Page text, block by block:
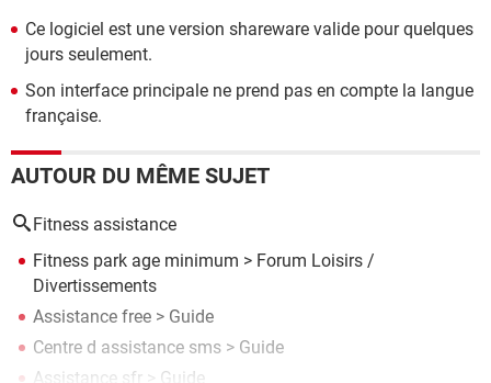
Ce logiciel est une version shareware valide pour quelques
jours seulement.
Son interface principale ne prend pas en compte la langue
française.
AUTOUR DU MÊME SUJET
Fitness assistance
Fitness park age minimum > Forum Loisirs /
Divertissements
Assistance free > Guide
Centre d assistance sms > Guide
Assistance sfr > Guide